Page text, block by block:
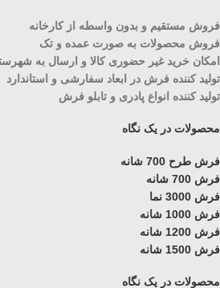
فروش مستقیم و بدون واسطه از کارخانه
فروش محصولات به صورت عمده و تک
امکان خرید غیر حضوری کالا و ارسال به
تولید کننده فرش در ابعاد سفارشی و استاندارد
تولید کننده انواع پادری و تابلو فرش
محصولات در یک نگاه
فرش طرح 700 شانه
فرش 700 شانه
فرش 3000 نما
فرش 1000 شانه
فرش 1200 شانه
فرش 1500 شانه
محصولات در یک نگاه